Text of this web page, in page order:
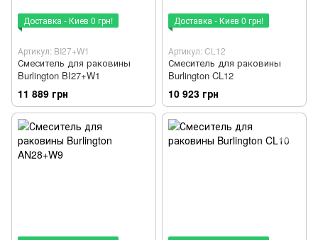
Доставка - Киев 0 грн!
Артикул: BI27+W1
Смеситель для раковины
Burlington BI27+W1
11 889 грн
Доставка - Киев 0 грн!
Артикул: CL12
Смеситель для раковины
Burlington CL12
10 923 грн